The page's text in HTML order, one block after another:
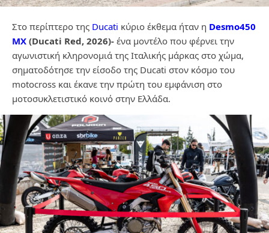
Στο περίπτερο της Ducati κύριο έκθεμα ήταν η Desmo450
MX (Ducati Red, 2026)- ένα μοντέλο που φέρνει την
αγωνιστική κληρονομιά της Ιταλικής μάρκας στο χώμα,
σηματοδότησε την είσοδο της Ducati στον κόσμο του
motocross και έκανε την πρώτη του εμφάνιση στο
μοτοσυκλετιστικό κοινό στην Ελλάδα.